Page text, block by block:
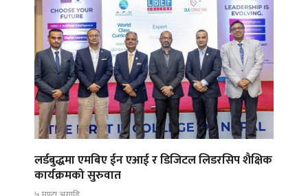
लर्डबुद्धमा एमबिए ईन एआई र डिजिटल लिडरसिप शैक्षिक
कार्यक्रमको सुरुवात